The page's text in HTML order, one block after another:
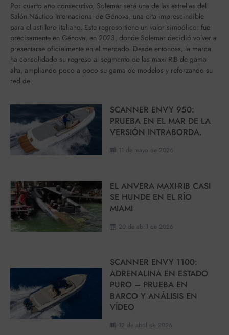
Por cuarto año consecutivo, Solemar será una de las estrellas del
Salón Náutico Internacional de Génova, una cita imprescindible
para el astillero italiano. Este regreso tiene un valor simbólico: fue
precisamente en Génova, en 2023, donde Solemar decidió volver a
presentarse oficialmente en el mercado. Desde entonces, la marca
ha consolidado su regreso al segmento de las maxi RIB de gama
alta, ampliando poco a poco su gama de modelos y reforzando su
red de
11 de mayo de 2026
SCANNER ENVY 950:
PRUEBA EN EL MAR DE LA
VERSIÓN INTRABORDA.
20 de abril de 2026
EL ANVERA MAXI-RIB CASI
SE HUNDE EN EL RÍO
MIAMI
12 de abril de 2026
SCANNER ENVY 1100:
ADRENALINA EN ESTADO
PURO – PRUEBA EN
BARCO Y ANÁLISIS EN
VÍDEO